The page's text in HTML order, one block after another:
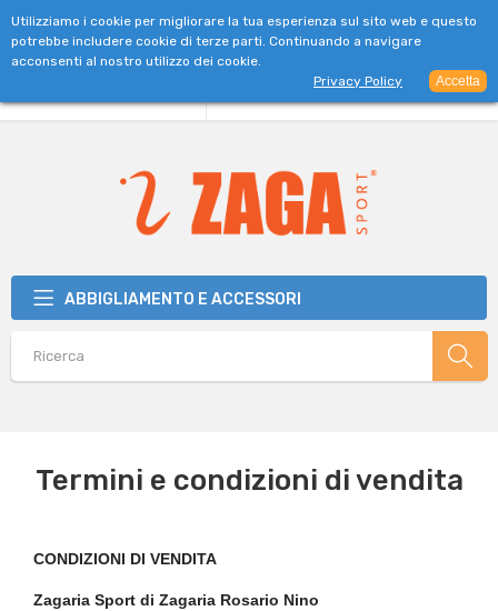
ABBIGLIAMENTO E ACCESSORI
Termini e condizioni di vendita
CONDIZIONI DI VENDITA
Zagaria Sport di Zagaria Rosario Nino
Utilizziamo i cookie per migliorare la tua esperienza sul sito web e questo
potrebbe includere cookie di terze parti. Continuando a navigare
acconsenti al nostro utilizzo dei cookie.
Privacy Policy
Accetta